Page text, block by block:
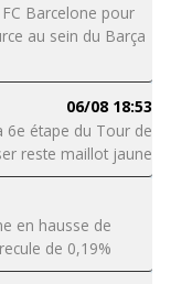
Barcelone pour
au sein du Barça
06/08 18:53
6e étape du Tour de
reste maillot jaune
en hausse de
de 0,19%